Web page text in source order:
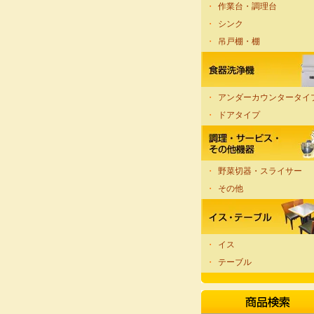
・
作業台・調理台
・
シンク
・
吊戸棚・棚
・
アンダーカウンタータイ
・
ドアタイプ
・
野菜切器・スライサー
・
その他
・
イス
・
テーブル